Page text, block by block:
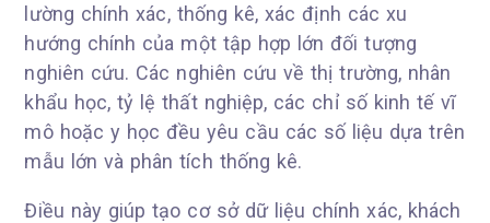
lường chính xác, thống kê, xác định các xu
hướng chính của một tập hợp lớn đối tượng
nghiên cứu. Các nghiên cứu về thị trường, nhân
khẩu học, tỷ lệ thất nghiệp, các chỉ số kinh tế vĩ
mô hoặc y học đều yêu cầu các số liệu dựa trên
mẫu lớn và phân tích thống kê.
Điều này giúp tạo cơ sở dữ liệu chính xác, khách